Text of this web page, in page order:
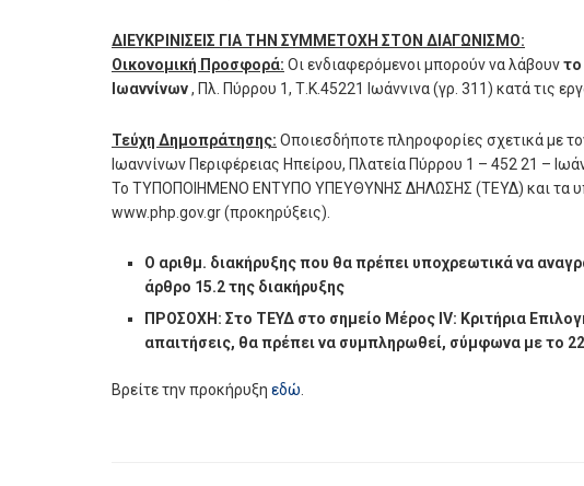
ΔΙΕΥΚΡΙΝΙΣΕΙΣ ΓΙΑ ΤΗΝ ΣΥΜΜΕΤΟΧΗ ΣΤΟΝ ΔΙΑΓΩΝΙΣΜΟ:
Οικονομική Προσφορά: Οι ενδιαφερόμενοι μπορούν να λάβουντο
Ιωαννίνων, Πλ. Πύρρου 1, Τ.Κ.45221 Ιωάννινα (γρ. 311) κατά τις
Τεύχη Δημοπράτησης: Οποιεσδήποτε πληροφορίες σχετικά με
Ιωαννίνων Περιφέρειας Ηπείρου, Πλατεία Πύρρου 1 – 452 21 –
Το ΤΥΠΟΠΟΙΗΜΕΝΟ ΕΝΤΥΠΟ ΥΠΕΥΘΥΝΗΣ ΔΗΛΩΣΗΣ (TEΥΔ) και τα
www.php.gov.gr (προκηρύξεις).
Ο αριθμ. διακήρυξης που θα πρέπει υποχρεωτικά να
άρθρο 15.2 της διακήρυξης
ΠΡΟΣΟΧΗ: Στο ΤΕΥΔ στο σημείο Μέρος ΙV: Κριτήρια
απαιτήσεις, θα πρέπει να συμπληρωθεί, σύμφωνα με το
Βρείτε την προκήρυξη εδώ.